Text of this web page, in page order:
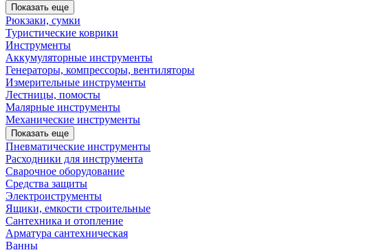
Показать еще
Рюкзаки, сумки
Туристические коврики
Инструменты
Аккумуляторные инструменты
Генераторы, компрессоры, вентиляторы
Измерительные инструменты
Лестницы, помосты
Малярные инструменты
Механические инструменты
Показать еще
Пневматические инструменты
Расходники для инструмента
Сварочное оборудование
Средства защиты
Электроиструменты
Ящики, емкости строительные
Сантехника и отопление
Арматура сантехническая
Ванны